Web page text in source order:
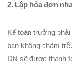
2. Lập hóa đơn
Kế toán trưởng
bạn không chậm
DN sẽ được thanh